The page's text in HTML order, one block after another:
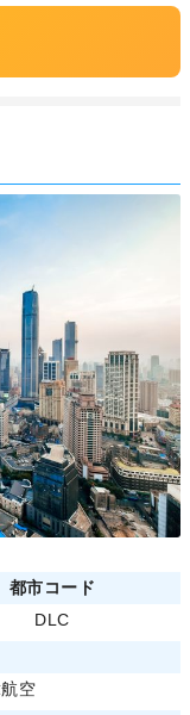
都市コード
DLC
空